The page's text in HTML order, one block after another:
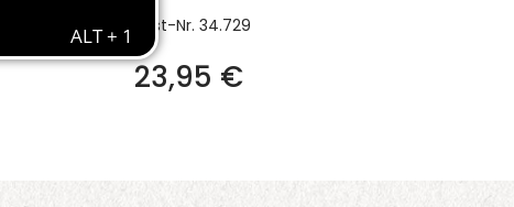
Best-Nr.34.729
23,95 €